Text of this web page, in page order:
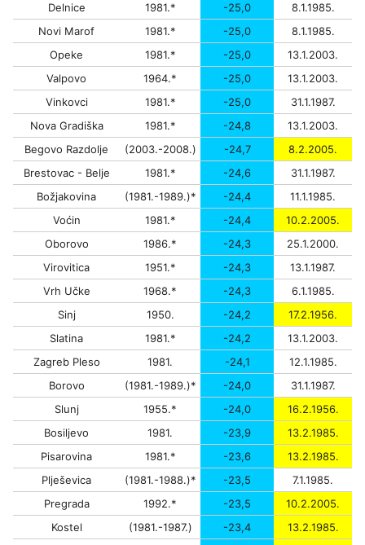
Delnice
1981.* -25,0
8.1.1985.
Novi Marof
1981.* -25,0
8.1.1985.
Opeke
1981.* -25,0
13.1.2003.
Valpovo
1964.* -25,0
13.1.2003.
Vinkovci
1981.* -25,0
31.1.1987.
Nova Gradiška
1981.* -24,8
13.1.2003.
Begovo Razdolje
(2003.-2008.) -24,7
8.2.2005.
Brestovac - Belje
1981.* -24,6
31.1.1987.
Božjakovina
(1981.-1989.)* -24,4
11.1.1985.
Voćin
1981.* -24,4
10.2.2005.
Oborovo
1986.* -24,3
25.1.2000.
Virovitica
1951.* -24,3
13.1.1987.
Vrh Učke
1968.* -24,3
6.1.1985.
Sinj
1950. -24,2
17.2.1956.
Slatina
1981.* -24,2
13.1.2003.
Zagreb Pleso
1981. -24,1
12.1.1985.
Borovo
(1981.-1989.)* -24,0
31.1.1987.
Slunj
1955.* -24,0
16.2.1956.
Bosiljevo
1981. -23,9
13.2.1985.
Pisarovina
1981.* -23,6
13.2.1985.
Plješevica
(1981.-1988.)* -23,5
7.1.1985.
Pregrada
1992.* -23,5
10.2.2005.
Kostel
(1981.-1987.) -23,4
13.2.1985.